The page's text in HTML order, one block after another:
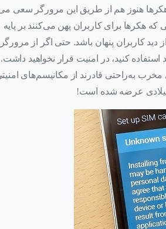
هنوز هم از طریق این مرورگر سعی
هکرها برای کاربران پهن می‌کنند بر پایه
کاربران پنهان باشد. حتی اگر از
کنید، در امنیت قرار نخواهید داشت.
به‌راحتی قادرند از مکانیسم‌های